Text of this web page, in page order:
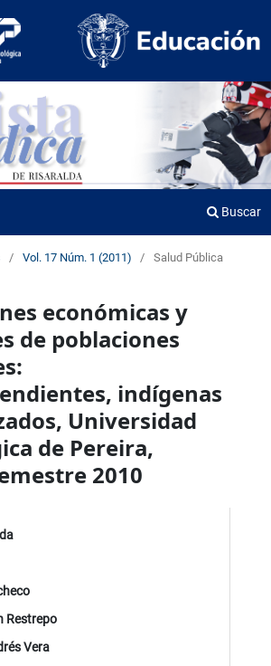
Buscar
/ Vol. 17 Núm. 1 (2011) / Salud Pública
económicas y
de poblaciones
indígenas
Universidad
de Pereira,
2010
Restrepo
Vera